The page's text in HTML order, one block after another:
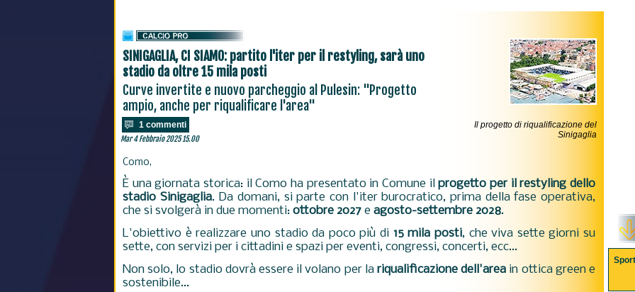
SINIGAGLIA, CI SIAMO: partito l'iter per il restyling, sarà uno
stadio da oltre 15 mila posti
Curve invertite e nuovo parcheggio al Pulesin: "Progetto
ampio, anche per riqualificare l'area"
1 commenti
Mar 4 Febbraio 2025 15.00
Il progetto di riqualificazione del
Sinigaglia
Como,
È una giornata storica: il Como ha presentato in Comune ilprogetto per il restyling dello
stadio Sinigaglia. Da domani, si parte con l'iter burocratico, prima della fase operativa,
che si svolgerà in due momenti: ottobre 2027 e agosto-settembre 2028.
L'obiettivo è realizzare uno stadio da poco più di 15 mila posti, che viva sette giorni su
sette, con servizi per i cittadini e spazi per eventi, congressi, concerti, ecc...
Non solo, lo stadio dovrà essere il volano per la riqualificazione dell'area in ottica green e
sostenibile...
Sport